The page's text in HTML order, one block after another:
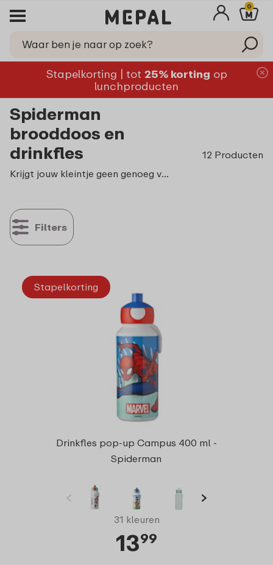
0
Stapelkorting | tot 25% korting op
lunchproducten
Spiderman
brooddoos en
drinkfles
12 Producten
Krijgt jouw kleintje geen genoeg van alles dat met Spiderman
Filters
Stapelkorting
Drinkfles pop-up Campus 400 ml -
Spiderman
31 kleuren
1399